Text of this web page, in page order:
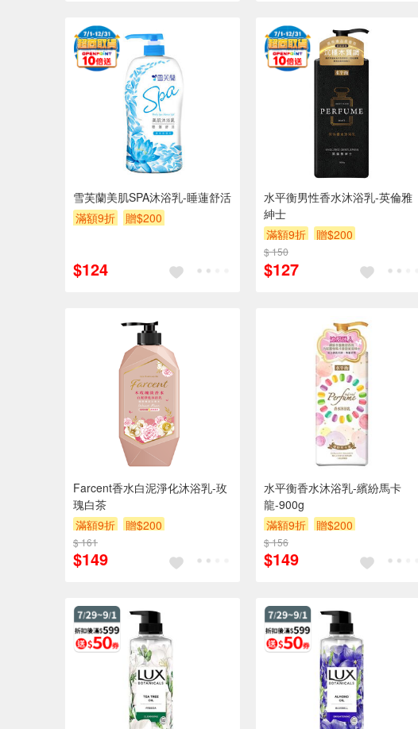
雪芙蘭美肌SPA沐浴乳-睡蓮舒活
滿額9折
贈$200
$124
水平衡男性香水沐浴乳-英倫雅
紳士
滿額9折
贈$200
$ 150
$127
Farcent香水白泥淨化沐浴乳-玫
瑰白茶
滿額9折
贈$200
$ 161
$149
水平衡香水沐浴乳-繽紛馬卡
龍-900g
滿額9折
贈$200
$ 156
$149